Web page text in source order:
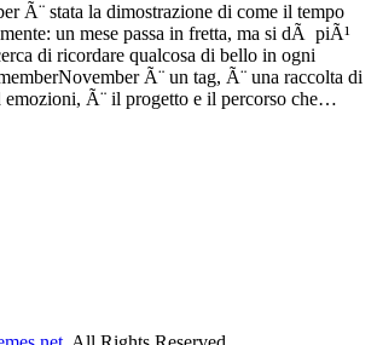
Ã¨ stata la dimostrazione di come il tempo
un mese passa in fretta, ma si dÃ piÃ¹
di ricordare qualcosa di bello in ogni
Ã¨ un tag, Ã¨ una raccolta di
Ã¨ il progetto e il percorso che…